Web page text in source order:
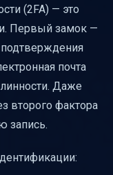
Microsoft
о
(2FA) — это
Первый замок —
почта
Даже
второго фактора
запись.